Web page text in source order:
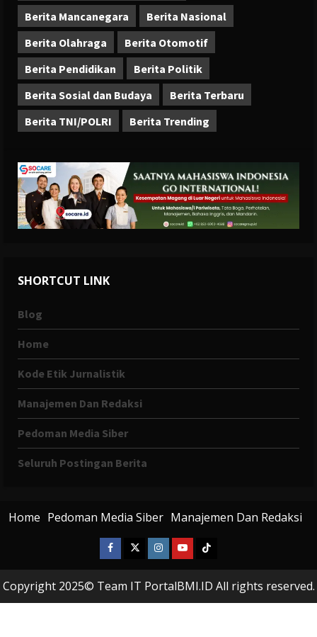
Berita Mancanegara
Berita Nasional
Berita Olahraga
Berita Otomotif
Berita Pendidikan
Berita Politik
Berita Sosial dan Budaya
Berita Terbaru
Berita TNI/POLRI
Berita Trending
SHORTCUT LINK
Blog
Home
Kode Etik Jurnalistik
Manajemen Dan Redaksi
Pedoman Media Siber
Seluruh Postingan Berita
Home Pedoman Media Siber Manajemen Dan Redaksi
Facebook
X
Instagram
YoutubeTiktok
Copyright 2025© Team IT PortalBMI.ID All rights reserved.